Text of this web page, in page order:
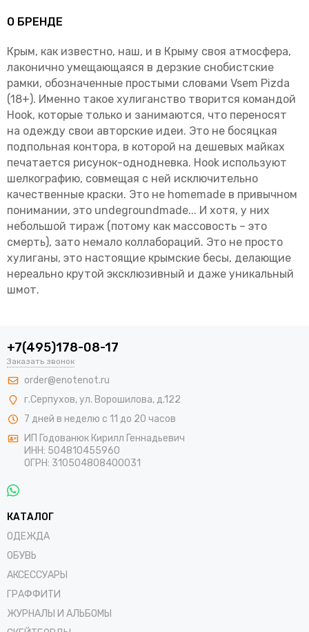
О БРЕНДЕ
Крым, как известно, наш, и в Крыму своя атмосфера,
лаконично умещающаяся в дерзкие снобистские
рамки, обозначенные простыми словами Vsem Pizda
(18+). Именно такое хулиганство творится командой
Hооk, которые только и занимаются, что переносят
на одежду свои авторские идеи. Это не босяцкая
подпольная контора, в которой на дешевых майках
печатается рисунок-однодневка. Hook используют
шелкографию, совмещая с ней исключительно
качественные краски. Это не homemade в привычном
понимании, это undegroundmade... И хотя, у них
небольшой тираж (потому как массовость – это
смерть), зато немало коллабораций. Это не просто
хулиганы, это настоящие крымские бесы, делающие
нереально крутой эксклюзивный и даже уникальный
шмот.
+7(495)178-08-17
Заказать звонок
order@enotenot.ru
г.Серпухов, ул. Ворошилова, д.122
7 дней в неделю с 11 до 20 часов
ИП Годованюк Кирилл Геннадьевич
ИНН: 504810455960
ОГРН: 310504808400031
КАТАЛОГ
ОДЕЖДА
ОБУВЬ
АКСЕССУАРЫ
ГРАФФИТИ
ЖУРНАЛЫ И АЛЬБОМЫ